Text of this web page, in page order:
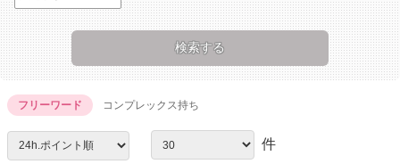
フリーワード コンプレックス持ち
件